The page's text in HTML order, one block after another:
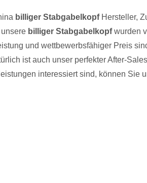
billiger StabgabelkopfHersteller,
billiger Stabgabelkopfwurden
und wettbewerbsfähiger Preis
ist auch unser perfekter After-
interessiert sind, können Sie